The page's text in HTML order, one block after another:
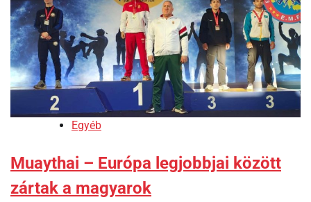
Egyéb
Muaythai – Európa legjobbjai között
zártak a magyarok